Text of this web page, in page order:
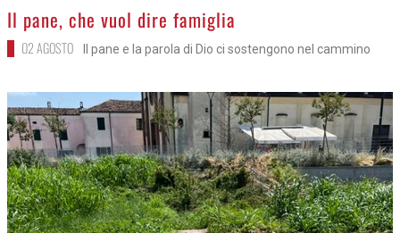
>
Il pane, che vuol dire famiglia
02 AGOSTO Il pane e la parola di Dio ci sostengono nel cammino